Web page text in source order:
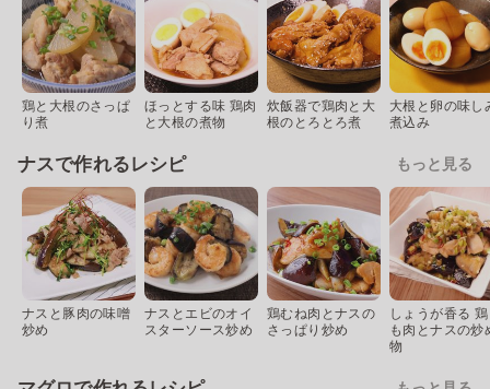
鶏と大根のさっぱ
り煮
ほっとする味 鶏肉
と大根の煮物
炊飯器で鶏肉と大
根のとろとろ煮
大根と卵の味し
煮込み
ナスで作れるレシピ もっと見る
ナスと豚肉の味噌
炒め
ナスとエビのオイ
スターソース炒め
鶏むね肉とナスの
さっぱり炒め
しょうが香る
も肉とナスの炒
物